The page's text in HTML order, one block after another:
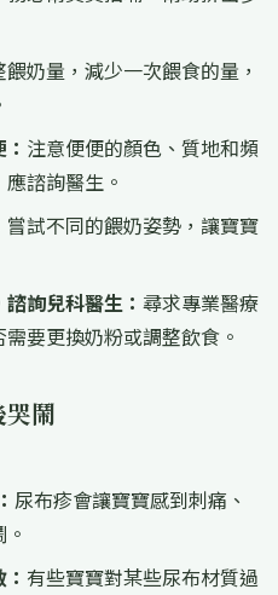
餵奶量，減少一次餵食的量，
注意便便的顏色、質地和頻
諮詢醫生。
嘗試不同的餵奶姿勢，讓寶寶
詢兒科醫生： 尋求專業醫療
要更換奶粉或調整飲食。
鬧
尿布疹會讓寶寶感到刺痛、
有些寶寶對某些尿布材質過